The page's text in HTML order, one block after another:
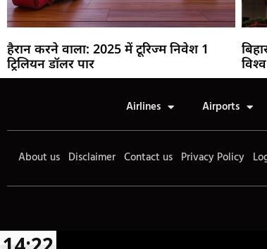
हैरान करने वाला: 2025 में टूरिज्म निवेश 1
ट्रिलियन डॉलर पार
Airlines Airports
About us Disclaimer Contact us Privacy Policy